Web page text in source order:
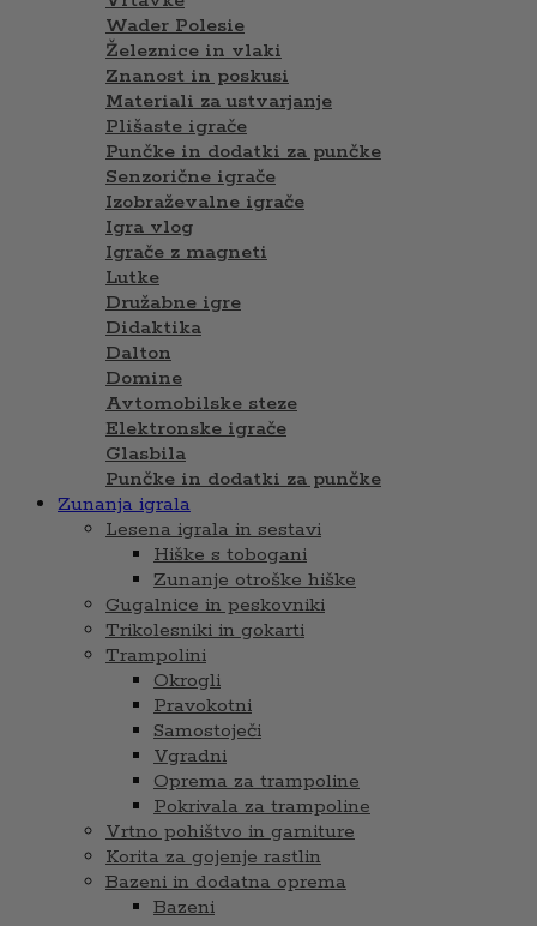
Wader Polesie
Železnice in vlaki
Znanost in poskusi
Materiali za ustvarjanje
Plišaste igrače
Punčke in dodatki za punčke
Senzorične igrače
Izobraževalne igrače
Igra vlog
Igrače z magneti
Lutke
Družabne igre
Didaktika
Dalton
Domine
Avtomobilske steze
Elektronske igrače
Glasbila
Punčke in dodatki za punčke
Zunanja igrala
Lesena igrala in sestavi
Hiške s tobogani
Zunanje otroške hiške
Gugalnice in peskovniki
Trikolesniki in gokarti
Trampolini
Okrogli
Pravokotni
Samostoječi
Vgradni
Oprema za trampoline
Pokrivala za trampoline
Vrtno pohištvo in garniture
Korita za gojenje rastlin
Bazeni in dodatna oprema
Bazeni